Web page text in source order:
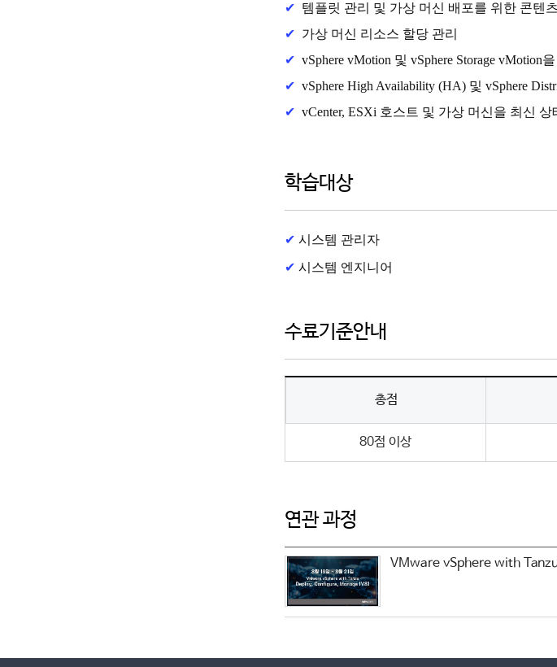
✔ 템플릿 관리 및 가상 머신 배포를 위한 콘텐
✔ 가상 머신 리소스 할당 관리
✔ vSphere vMotion 및 vSphere Storage
✔ vSphere High Availability (HA) 및 vSphere
✔ vCenter, ESXi 호스트 및 가상 머신을 최신
학습대상
✔ 시스템 관리자
✔ 시스템 엔지니어
수료기준안내
총점
80점 이상
연관 과정
VMware vSphere with